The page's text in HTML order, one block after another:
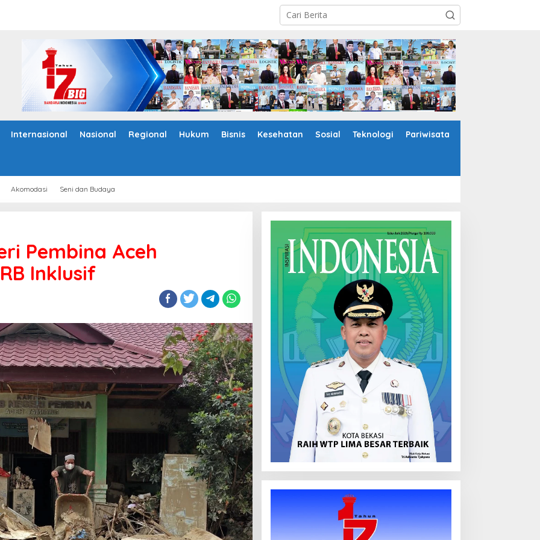
Internasional Nasional Regional Hukum Bisnis Kesehatan Sosial Teknologi Pariwisata
Akomodasi Seni dan Budaya
Pembina Aceh
Inklusif